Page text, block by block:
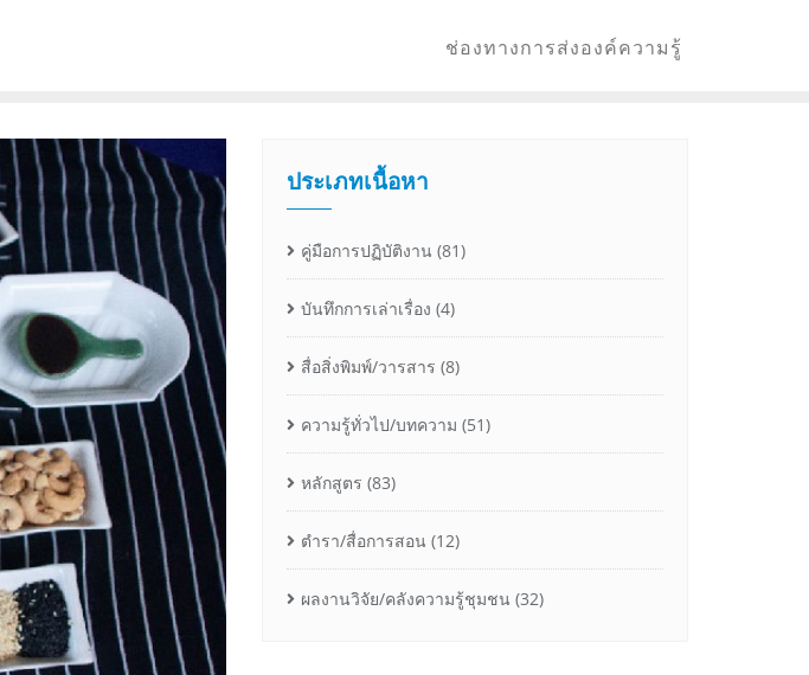
ช่องทางการส่งองค์ความรู้
ประเภทเนื้อหา
คู่มือการปฏิบัติงาน (81)
บันทึกการเล่าเรื่อง (4)
สื่อสิ่งพิมพ์/วารสาร (8)
ความรู้ทั่วไป/บทความ (51)
หลักสูตร (83)
ตำรา/สื่อการสอน (12)
ผลงานวิจัย/คลังความรู้ชุมชน (32)